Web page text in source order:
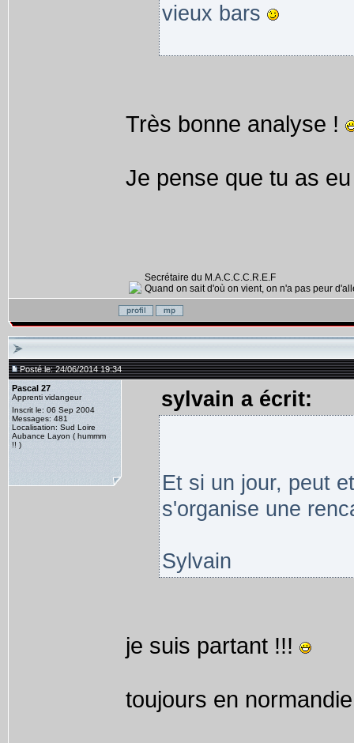
vieux bars
Très bonne analyse !
Je pense que tu as
Secrétaire du M.A.C.C.C.R.E.F
Quand on sait d'où on vient, on n'a pas peur
Posté le: 24/06/2014 19:34
Pascal 27
Apprenti vidangeur
Inscrit le: 06 Sep 2004
Messages: 481
Localisation: Sud Loire
Aubance Layon ( hummm
!! )
sylvain a écrit:
Et si un jour, peut
s'organise une
Sylvain
je suis partant !!!
toujours en